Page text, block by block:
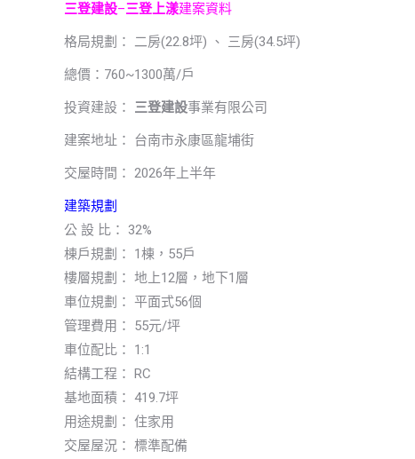
三登建設–三登上漾建案資料
格局規劃： 二房(22.8坪) 、 三房(34.5坪)
總價：760~1300萬/戶
投資建設： 三登建設事業有限公司
建案地址： 台南市永康區龍埔街
交屋時間： 2026年上半年
建築規劃
公 設 比： 32%
棟戶規劃： 1棟，55戶
樓層規劃： 地上12層，地下1層
車位規劃： 平面式56個
管理費用： 55元/坪
車位配比： 1:1
結構工程： RC
基地面積： 419.7坪
用途規劃： 住家用
交屋屋況： 標準配備